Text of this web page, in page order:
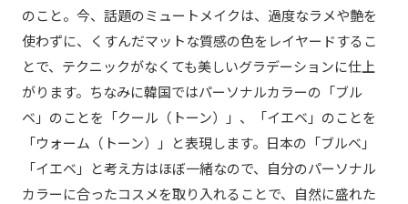
のこと。今、話題のミュートメイクは、過度なラメや艶を
使わずに、くすんだマットな質感の色をレイヤードするこ
とで、テクニックがなくても美しいグラデーションに仕上
がります。ちなみに韓国ではパーソナルカラーの「ブル
ベ」のことを「クール（トーン）」、「イエベ」のことを
「ウォーム（トーン）」と表現します。日本の「ブルベ」
「イエベ」と考え方はほぼ一緒なので、自分のパーソナル
カラーに合ったコスメを取り入れることで、自然に盛れた